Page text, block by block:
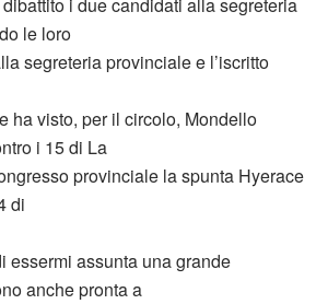
le loro
segreteria provinciale e l’iscritto
ha visto, per il circolo, Mondello
i 15 di La
provinciale la spunta Hyerace
di
essermi assunta una grande
anche pronta a